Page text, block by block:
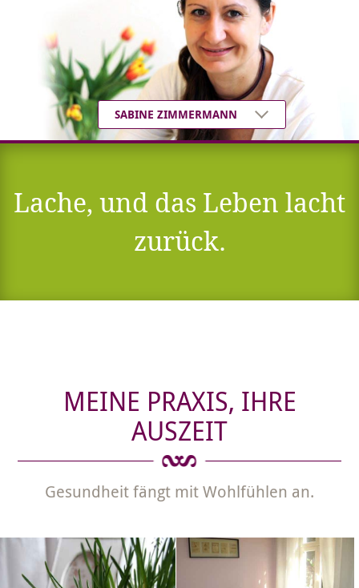
SABINE ZIMMERMANN
Lache, und das Leben lacht
zurück.
MEINE PRAXIS, IHRE
AUSZEIT
Gesundheit fängt mit Wohlfühlen an.